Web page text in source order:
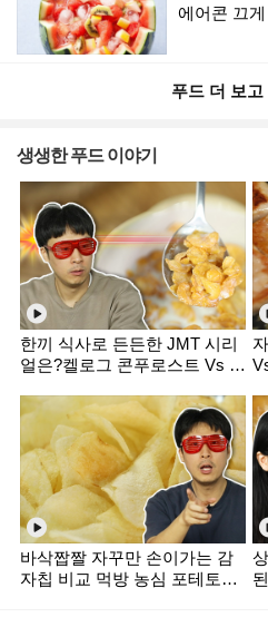
에어콘 끄
푸드 더 보
생생한 푸드 이야기
한끼 식사로 든든한 JMT 시리
얼은?켈로그 콘푸로스트 Vs 포
식평가단]
바삭짭짤 자꾸만 손이가는 감
자칩 비교 먹방 농심 포테토칩